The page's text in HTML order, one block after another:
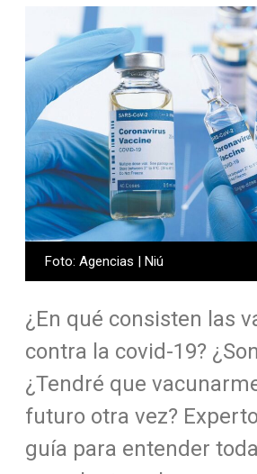
Foto: Agencias | Niú
¿En qué consisten las
contra la covid-19?
¿Tendré que
futuro otra vez?
guía para entender